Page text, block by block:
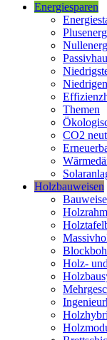
Energiesparen
Themen
CO2
Holzbauweisen
Holz-